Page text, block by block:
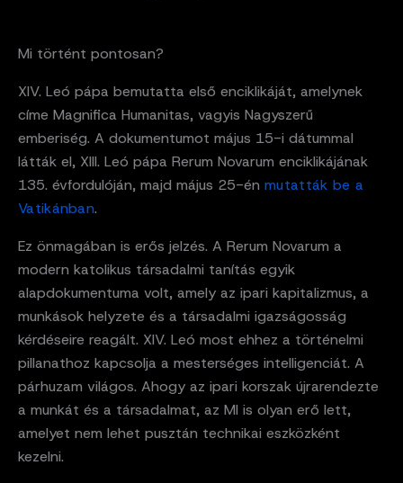
Mi történt pontosan?
XIV. Leó pápa bemutatta első enciklikáját, amelynek
címe Magnifica Humanitas, vagyis Nagyszerű
emberiség. A dokumentumot május 15-i dátummal
látták el, XIII. Leó pápa Rerum Novarum enciklikájának
135. évfordulóján, majd május 25-én mutatták be a
Vatikánban.
Ez önmagában is erős jelzés. A Rerum Novarum a
modern katolikus társadalmi tanítás egyik
alapdokumentuma volt, amely az ipari kapitalizmus, a
munkások helyzete és a társadalmi igazságosság
kérdéseire reagált. XIV. Leó most ehhez a történelmi
pillanathoz kapcsolja a mesterséges intelligenciát. A
párhuzam világos. Ahogy az ipari korszak újrarendezte
a munkát és a társadalmat, az MI is olyan erő lett,
amelyet nem lehet pusztán technikai eszközként
kezelni.